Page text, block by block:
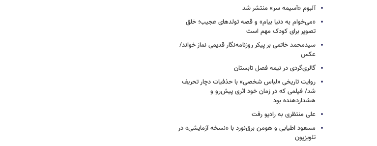
آلبوم «آسیمه سر» منتشر شد
«می‌خوام به دنیا بیام» و قصه تولدهای عجیب؛ خلق
تصویر برای کودک مهم است
سیدمحمد خاتمی بر پیکر روزنامه‌نگار قدیمی نماز خواند/
عکس
گالری‌گردی در نیمه فصل تابستان
روایت تاریخی «لباس شخصی» با حذفیات دچار تحریف
شد/ فیلمی که در زمان خود اثری پیش‌رو و
هشداردهنده بود
علی منتظری به رادیو رفت
مسعود اطیابی و هومن برق‌نورد با «نسخه آزمایشی» در
تلویزیون